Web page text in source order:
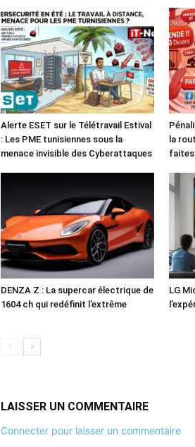
Alerte ESET sur le Télétravail Estival
: Les PME tunisiennes sous la
menace invisible des Cyberattaques
la
faites
DENZA Z : La supercar électrique de
1604 ch qui redéfinit l’extrême
LG
LAISSER UN COMMENTAIRE
Connecter pour laisser un commentaire